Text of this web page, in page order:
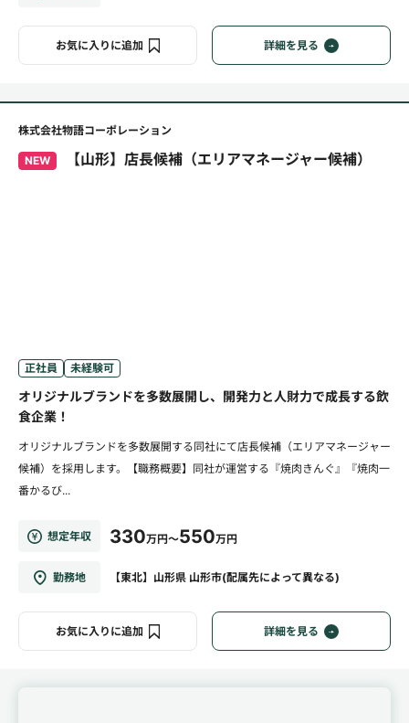
お気に入りに追加 詳細を見る
株式会社物語コーポレーション
NEW 【山形】店長候補（エリアマネージャー候補）
正社員 未経験可
オリジナルブランドを多数展開し、開発力と人財力で成長する飲
食企業！
オリジナルブランドを多数展開する同社にて店長候補（エリアマネージャー
候補）を採用します。【職務概要】同社が運営する『焼肉きんぐ』『焼肉一
番かるび...
想定年収 330万円～550万円
勤務地 【東北】山形県 山形市(配属先によって異なる)
お気に入りに追加 詳細を見る